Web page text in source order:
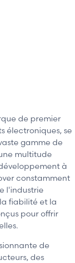
de premier
électroniques, se
gamme de
multitude
à
constamment
l'industrie
fiabilité et la
pour offrir
de
des